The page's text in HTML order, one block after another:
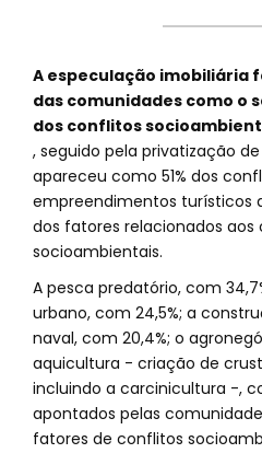
A especulação imobiliária
das comunidades como o
dos conflitos
, seguido pela privatização
apareceu como 51% dos
empreendimentos turísticos
dos fatores relacionados aos
socioambientais.
A pesca predatório, com
urbano, com 24,5%; a
naval, com 20,4%; o
aquicultura - criação de
incluindo a carcinicultura -,
apontados pelas
fatores de conflitos